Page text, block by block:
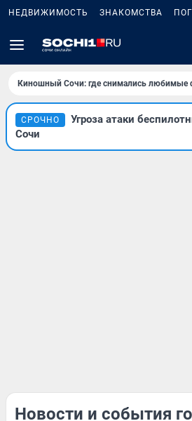
НЕДВИЖИМОСТЬ ЗНАКОМСТВА
Киношный Сочи: где снимались
СРОЧНО
Угроза атаки
Сочи
Новости и события